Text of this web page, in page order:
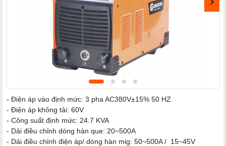
- Điện áp vào định mức: 3 pha AC380V±15% 50 HZ
- Điện áp không tải: 60V
- Công suất định mức: 24.7 KVA
- Dải điều chỉnh dòng hàn que: 20~500A
- Dải điều chỉnh điện áp/ dòng hàn mig: 50~500A / 15~45V